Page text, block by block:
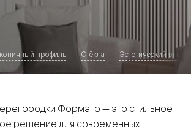
профиль Стёкла Эстетический
Формато — это стильное
решение для современных